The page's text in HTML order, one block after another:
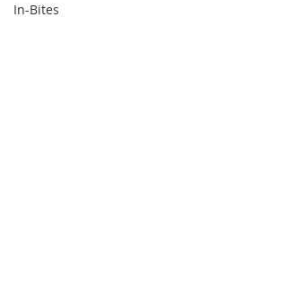
In-Bites